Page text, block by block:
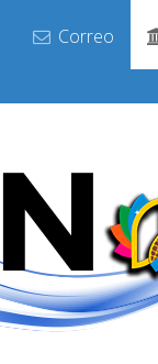
Correo